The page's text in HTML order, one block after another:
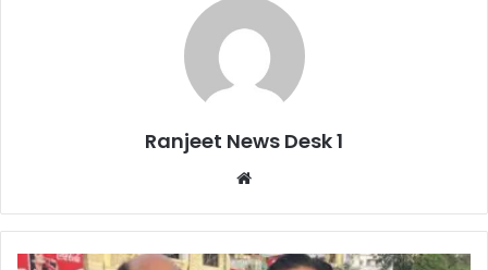
Ranjeet News Desk 1
te